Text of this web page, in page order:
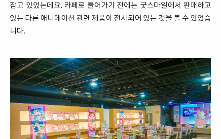
잡고 있었는데요. 카페로 들어가기 전에는 굿스마일에서 판매하고
있는 다른 애니메이션 관련 제품이 전시되어 있는 것을 볼 수 있었습
니다.